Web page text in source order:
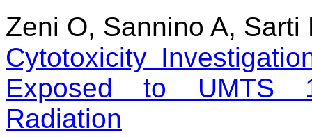
Zeni O, Sannino A,
Cytotoxicity
Exposed to UMTS
Radiation